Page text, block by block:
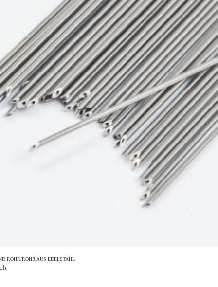
ROHR/ROHR AUS EDELSTAHL